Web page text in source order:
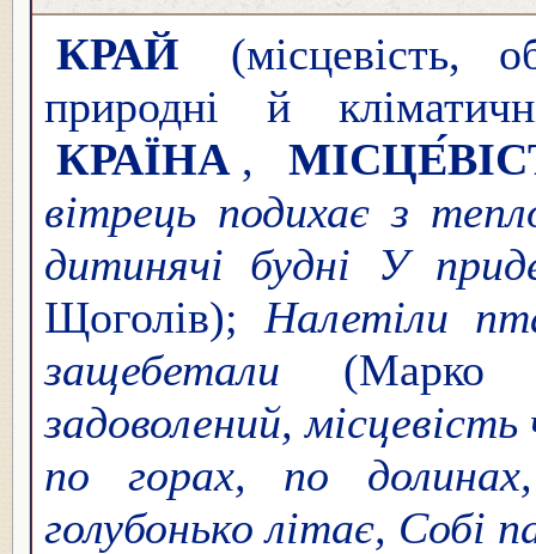
КРАЙ
(місцевість,
природні й
КРАЇНА ,
вітрець подихає з
дитинячі будні У
Щоголів);Налетіли
защебетали (Марко
задоволений, місцевість
по горах, по
голубонько літає, Собі